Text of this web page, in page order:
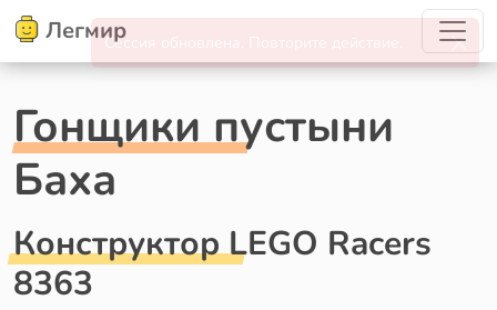
Легмир
Гонщики пустыни
Баха
Конструктор LEGO Racers
8363